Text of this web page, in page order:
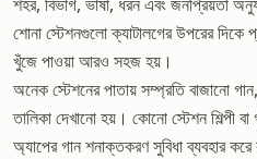
শোনা স্টেশনগুলো ক্যাটালগের উপরের দিকে
খুঁজে পাওয়া আরও সহজ হয়।
অনেক স্টেশনের পাতায় সম্প্রতি বাজানো
তালিকা দেখানো হয়। কোনো স্টেশন শিল্পী
অ্যাপের গান শনাক্তকরণ সুবিধা ব্যবহার করে